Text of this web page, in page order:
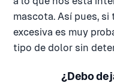
mascota. Así pues, si
excesiva es muy
tipo de dolor sin
¿Debo